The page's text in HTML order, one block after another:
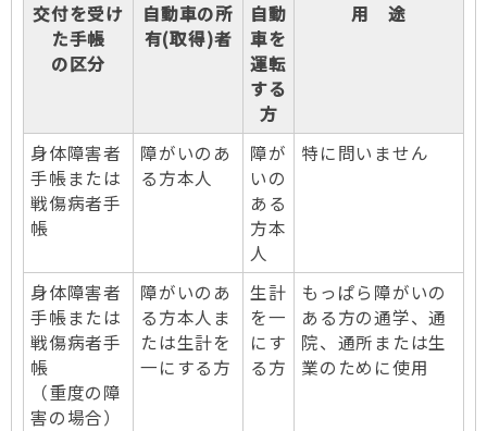
交付を受け
た手帳
の区分
自動車の所
有(取得)者
自動
車を
運転
する
方
用 途
身体障害者
手帳または
戦傷病者手
帳
障がいのあ
る方本人
障が
いの
ある
方本
人
特に問いません
身体障害者
手帳または
戦傷病者手
帳
（重度の障
害の場合）
障がいのあ
る方本人ま
たは生計を
一にする方
生計
を一
にす
る方
もっぱら障がいの
ある方の通学、通
院、通所または生
業のために使用